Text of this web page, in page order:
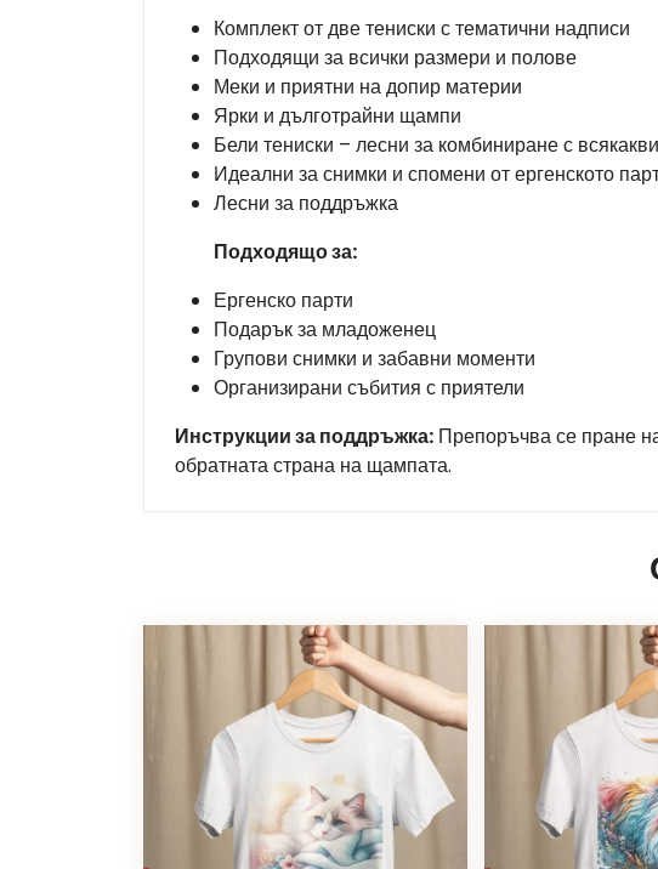
Комплект от две тениски с тематични надписи
Подходящи за всички размери и полове
Меки и приятни на допир материи
Ярки и дълготрайни щампи
Бели тениски – лесни за комбиниране с
Идеални за снимки и спомени от ергенското
Лесни за поддръжка
Подходящо за:
Ергенско парти
Подарък за младоженец
Групови снимки и забавни моменти
Организирани събития с приятели
Инструкции за поддръжка: Препоръчва се пране
обратната страна на щампата.